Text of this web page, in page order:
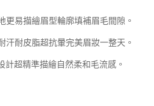
更易描繪眉型輪廓填補眉毛間隙。
汗耐皮脂超抗暈完美眉妝一整天。
計超精準描繪自然柔和毛流感。